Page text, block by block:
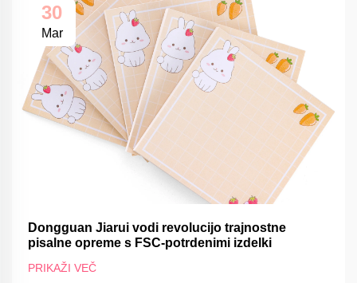
30
Mar
Dongguan Jiarui vodi revolucijo trajnostne
pisalne opreme s FSC-potrdenimi izdelki
PRIKAŽI VEČ